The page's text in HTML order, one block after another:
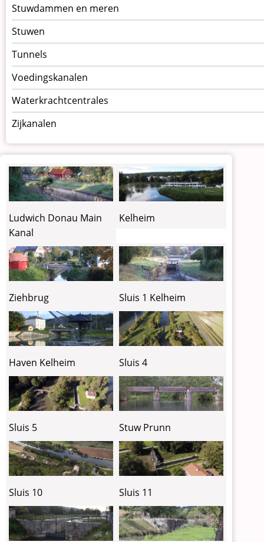
Stuwdammen en meren
Stuwen
Tunnels
Voedingskanalen
Waterkrachtcentrales
Zijkanalen
Ludwich Donau Main
Kanal
Kelheim
Ziehbrug Sluis 1 Kelheim
Haven Kelheim Sluis 4
Sluis 5 Stuw Prunn
Sluis 10 Sluis 11